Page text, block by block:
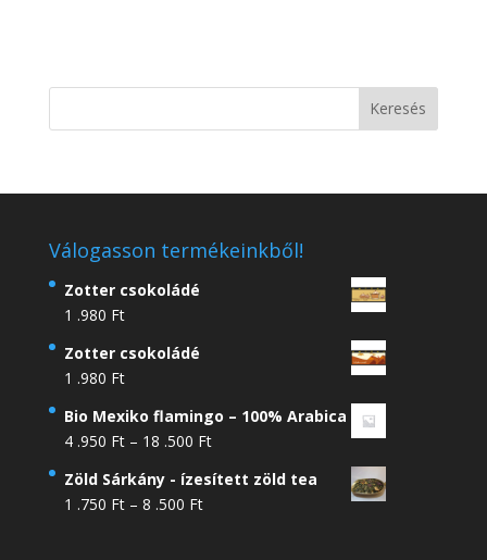
Válogasson termékeinkből!
Zotter csokoládé
1 .980 Ft
Zotter csokoládé
1 .980 Ft
Bio Mexiko flamingo – 100% Arabica
4 .950 Ft – 18 .500 FtÁrtartomány:
.950 Ft
Zöld Sárkány - ízesített zöld tea
1 .750 Ft – 8 .500 FtÁrtartomány: